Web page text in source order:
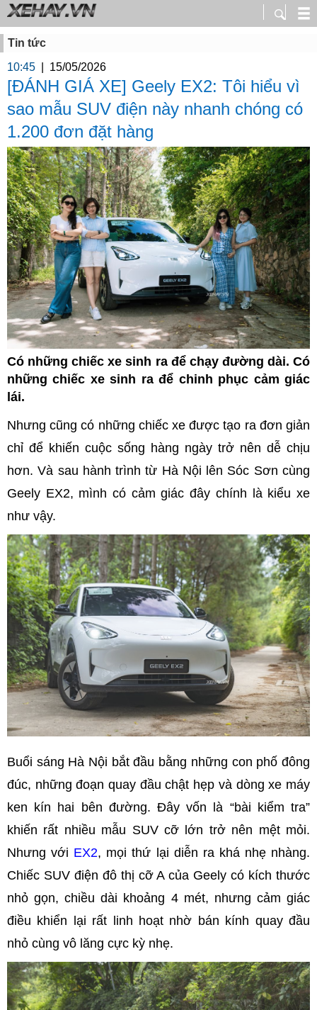
Tin tức
10:45
15/05/2026
[ĐÁNH GIÁ XE] Geely EX2: Tôi hiểu vì
sao mẫu SUV điện này nhanh chóng có
1.200 đơn đặt hàng
Có những chiếc xe sinh ra để chạy đường dài. Có
những chiếc xe sinh ra để chinh phục cảm giác
lái.
Nhưng cũng có những chiếc xe được tạo ra đơn giản
chỉ để khiến cuộc sống hàng ngày trở nên dễ chịu
hơn. Và sau hành trình từ Hà Nội lên Sóc Sơn cùng
Geely EX2, mình có cảm giác đây chính là kiểu xe
như vậy.
Buổi sáng Hà Nội bắt đầu bằng những con phố đông
đúc, những đoạn quay đầu chật hẹp và dòng xe máy
ken kín hai bên đường. Đây vốn là “bài kiểm tra”
khiến rất nhiều mẫu SUV cỡ lớn trở nên mệt mỏi.
Nhưng với EX2, mọi thứ lại diễn ra khá nhẹ nhàng.
Chiếc SUV điện đô thị cỡ A của Geely có kích thước
nhỏ gọn, chiều dài khoảng 4 mét, nhưng cảm giác
điều khiển lại rất linh hoạt nhờ bán kính quay đầu
nhỏ cùng vô lăng cực kỳ nhẹ.